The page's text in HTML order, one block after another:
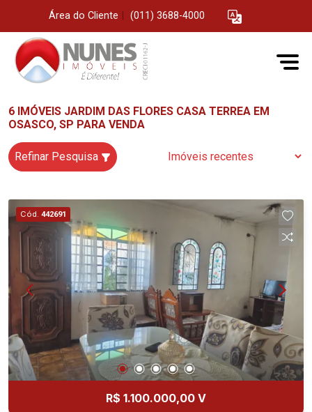
Área do Cliente (011) 3688-4000
6 IMÓVEIS JARDIM DAS FLORES CASA TERREA EM
OSASCO, SP PARA VENDA
Refinar Pesquisa
Cód. 442691
R$ 1.100.000,00 V